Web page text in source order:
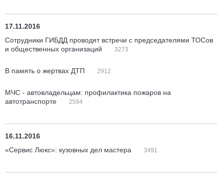
17.11.2016
Сотрудники ГИБДД проводят встречи с председателями ТОСов
и общественных организаций
3273
В память о жертвах ДТП 2912
МЧС - автовладельцам: профилактика пожаров на
автотранспорте
2594
16.11.2016
«Сервис Люкс»: кузовных дел мастера
3491